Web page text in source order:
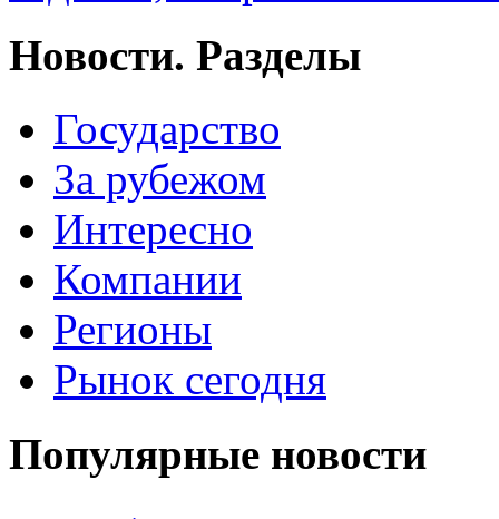
Новости. Разделы
Государство
За рубежом
Интересно
Компании
Регионы
Рынок сегодня
Популярные новости